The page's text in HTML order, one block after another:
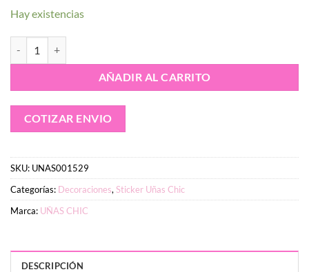
Hay existencias
AÑADIR AL CARRITO
COTIZAR ENVIO
SKU: UNAS001529
Categorías: Decoraciones, Sticker Uñas Chic
Marca: UÑAS CHIC
DESCRIPCIÓN